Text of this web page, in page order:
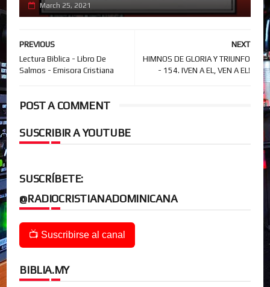
March 25, 2021
NEXT
HIMNOS DE GLORIA Y TRIUNFO
- 154. IVEN A EL, VEN A EL!
PREVIOUS
Lectura Biblica - Libro De
Salmos - Emisora Cristiana
POST A COMMENT
SUSCRIBIR A YOUTUBE
SUSCRÍBETE:
@RADIOCRISTIANADOMINICANA
📺 Suscribirse al canal
BIBLIA.MY